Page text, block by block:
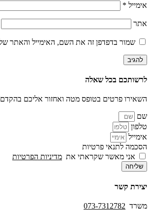
אימייל *
אתר
שמור בדפדפן זה את השם, האימייל והאתר
לרשותכם בכל שאלה
השאירו פרטים בטופס מטה ואחזור אליכם בהקדם
שם
טלפון
אימייל
הסכמה לתנאי פרטיות
אני מאשר שקראתי את מדיניות הפרטיות
שליחה
יצירת קשר
משרד 073-7312782